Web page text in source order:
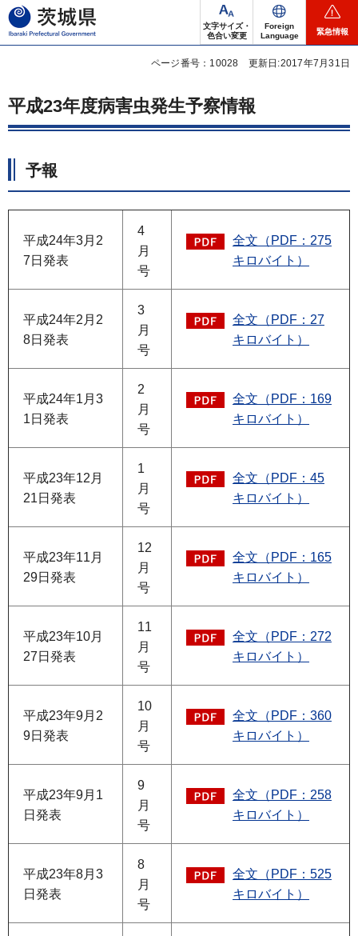
茨城県
文字サイズ・
色合い変更
Foreign
Language
緊急情報
ページ番号：10028 更新日:2017年7月31日
平成23年度病害虫発生予察情報
予報
平成24年3月2
7日発表
4
月
号
全文（PDF：275
キロバイト）
平成24年2月2
8日発表
3
月
号
全文（PDF：27
キロバイト）
平成24年1月3
1日発表
2
月
号
全文（PDF：169
キロバイト）
平成23年12月
21日発表
1
月
号
全文（PDF：45
キロバイト）
平成23年11月
29日発表
12
月
号
全文（PDF：165
キロバイト）
平成23年10月
27日発表
11
月
号
全文（PDF：272
キロバイト）
平成23年9月2
9日発表
10
月
号
全文（PDF：360
キロバイト）
平成23年9月1
日発表
9
月
号
全文（PDF：258
キロバイト）
平成23年8月3
日発表
8
月
号
全文（PDF：525
キロバイト）